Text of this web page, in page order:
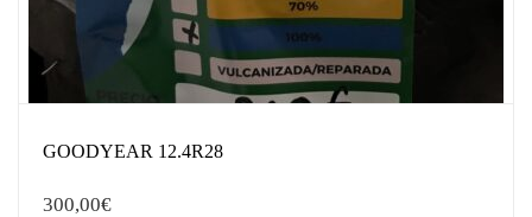
GOODYEAR 12.4R28
300,00€